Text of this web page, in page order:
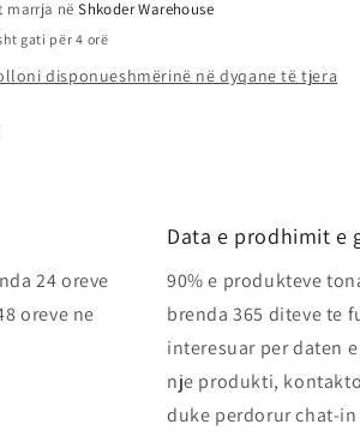
marrja nëShkoder Warehouse
gati për 4 orë
disponueshmërinë në dyqane të tjera
24 oreve
oreve ne
Data e prodhimit e
90% e produkteve
brenda 365 diteve te
interesuar per daten
nje produkti,
duke perdorur chat-